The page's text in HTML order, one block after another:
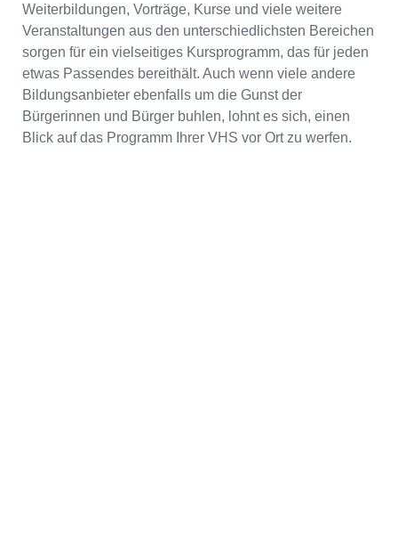
Weiterbildungen, Vorträge, Kurse und viele weitere
Veranstaltungen aus den unterschiedlichsten Bereichen
sorgen für ein vielseitiges Kursprogramm, das für jeden
etwas Passendes bereithält. Auch wenn viele andere
Bildungsanbieter ebenfalls um die Gunst der
Bürgerinnen und Bürger buhlen, lohnt es sich, einen
Blick auf das Programm Ihrer VHS vor Ort zu werfen.